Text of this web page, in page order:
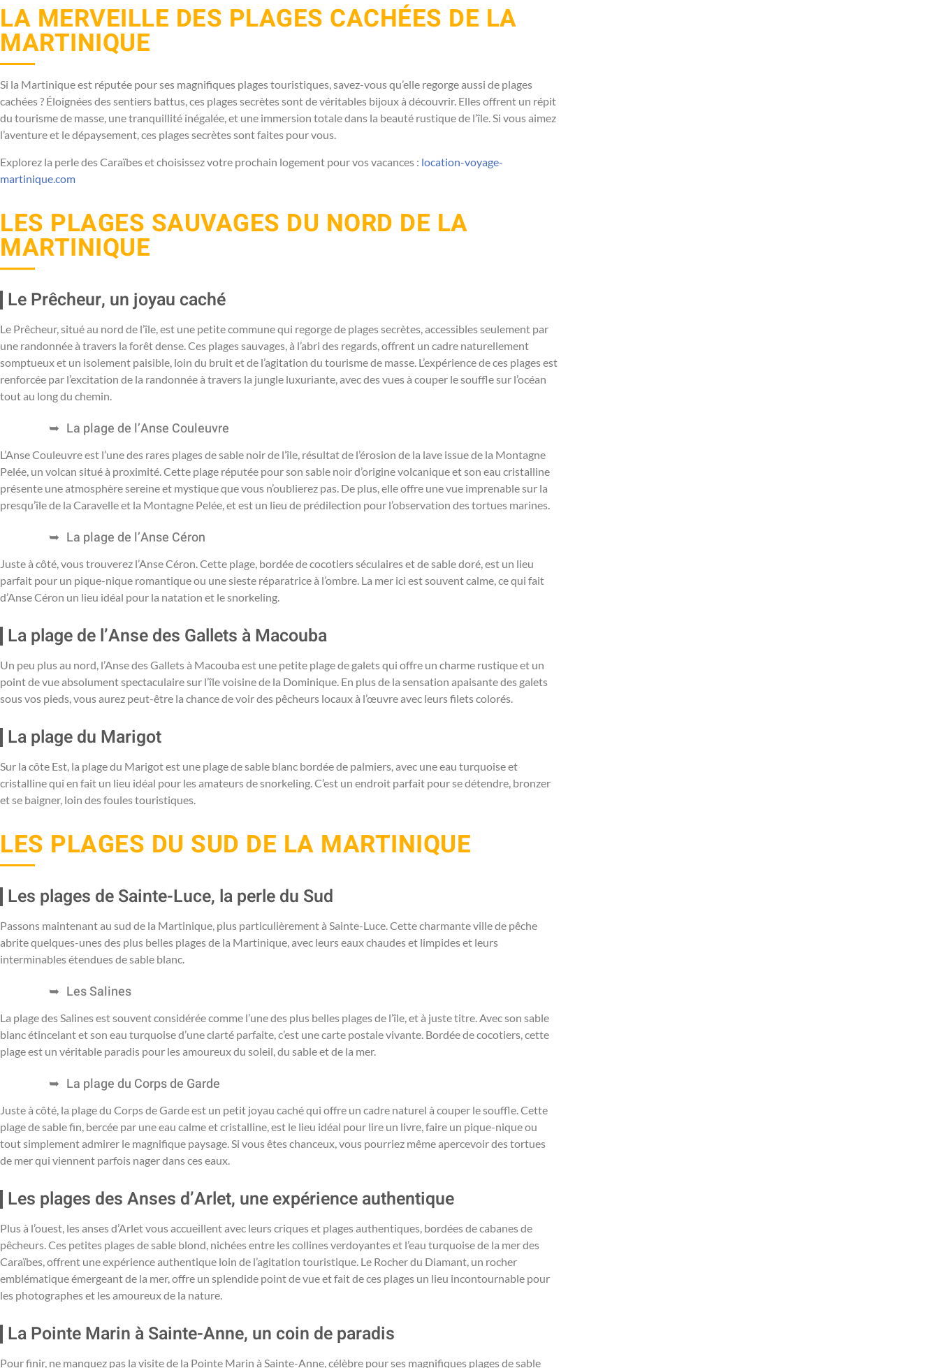
LA MERVEILLE DES PLAGES CACHÉES DE LA
MARTINIQUE
Si la Martinique est réputée pour ses magnifiques plages touristiques, savez-vous qu’elle regorge aussi de plages
cachées ? Éloignées des sentiers battus, ces plages secrètes sont de véritables bijoux à découvrir. Elles offrent un répit
du tourisme de masse, une tranquillité inégalée, et une immersion totale dans la beauté rustique de l’île. Si vous aimez
l’aventure et le dépaysement, ces plages secrètes sont faites pour vous.
Explorez la perle des Caraïbes et choisissez votre prochain logement pour vos vacances : location-voyage-
martinique.com
LES PLAGES SAUVAGES DU NORD DE LA
MARTINIQUE
Le Prêcheur, un joyau caché
Le Prêcheur, situé au nord de l’île, est une petite commune qui regorge de plages secrètes, accessibles seulement par
une randonnée à travers la forêt dense. Ces plages sauvages, à l’abri des regards, offrent un cadre naturellement
somptueux et un isolement paisible, loin du bruit et de l’agitation du tourisme de masse. L’expérience de ces plages est
renforcée par l’excitation de la randonnée à travers la jungle luxuriante, avec des vues à couper le souffle sur l’océan
tout au long du chemin.
La plage de l’Anse Couleuvre
L’Anse Couleuvre est l’une des rares plages de sable noir de l’île, résultat de l’érosion de la lave issue de la Montagne
Pelée, un volcan situé à proximité. Cette plage réputée pour son sable noir d’origine volcanique et son eau cristalline
présente une atmosphère sereine et mystique que vous n’oublierez pas. De plus, elle offre une vue imprenable sur la
presqu’île de la Caravelle et la Montagne Pelée, et est un lieu de prédilection pour l’observation des tortues marines.
La plage de l’Anse Céron
Juste à côté, vous trouverez l’Anse Céron. Cette plage, bordée de cocotiers séculaires et de sable doré, est un lieu
parfait pour un pique-nique romantique ou une sieste réparatrice à l’ombre. La mer ici est souvent calme, ce qui fait
d’Anse Céron un lieu idéal pour la natation et le snorkeling.
La plage de l’Anse des Gallets à Macouba
Un peu plus au nord, l’Anse des Gallets à Macouba est une petite plage de galets qui offre un charme rustique et un
point de vue absolument spectaculaire sur l’île voisine de la Dominique. En plus de la sensation apaisante des galets
sous vos pieds, vous aurez peut-être la chance de voir des pêcheurs locaux à l’œuvre avec leurs filets colorés.
La plage du Marigot
Sur la côte Est, la plage du Marigot est une plage de sable blanc bordée de palmiers, avec une eau turquoise et
cristalline qui en fait un lieu idéal pour les amateurs de snorkeling. C’est un endroit parfait pour se détendre, bronzer
et se baigner, loin des foules touristiques.
LES PLAGES DU SUD DE LA MARTINIQUE
Les plages de Sainte-Luce, la perle du Sud
Passons maintenant au sud de la Martinique, plus particulièrement à Sainte-Luce. Cette charmante ville de pêche
abrite quelques-unes des plus belles plages de la Martinique, avec leurs eaux chaudes et limpides et leurs
interminables étendues de sable blanc.
Les Salines
La plage des Salines est souvent considérée comme l’une des plus belles plages de l’île, et à juste titre. Avec son sable
blanc étincelant et son eau turquoise d’une clarté parfaite, c’est une carte postale vivante. Bordée de cocotiers, cette
plage est un véritable paradis pour les amoureux du soleil, du sable et de la mer.
La plage du Corps de Garde
Juste à côté, la plage du Corps de Garde est un petit joyau caché qui offre un cadre naturel à couper le souffle. Cette
plage de sable fin, bercée par une eau calme et cristalline, est le lieu idéal pour lire un livre, faire un pique-nique ou
tout simplement admirer le magnifique paysage. Si vous êtes chanceux, vous pourriez même apercevoir des tortues
de mer qui viennent parfois nager dans ces eaux.
Les plages des Anses d’Arlet, une expérience authentique
Plus à l’ouest, les anses d’Arlet vous accueillent avec leurs criques et plages authentiques, bordées de cabanes de
pêcheurs. Ces petites plages de sable blond, nichées entre les collines verdoyantes et l’eau turquoise de la mer des
Caraïbes, offrent une expérience authentique loin de l’agitation touristique. Le Rocher du Diamant, un rocher
emblématique émergeant de la mer, offre un splendide point de vue et fait de ces plages un lieu incontournable pour
les photographes et les amoureux de la nature.
La Pointe Marin à Sainte-Anne, un coin de paradis
Pour finir, ne manquez pas la visite de la Pointe Marin à Sainte-Anne, célèbre pour ses magnifiques plages de sable